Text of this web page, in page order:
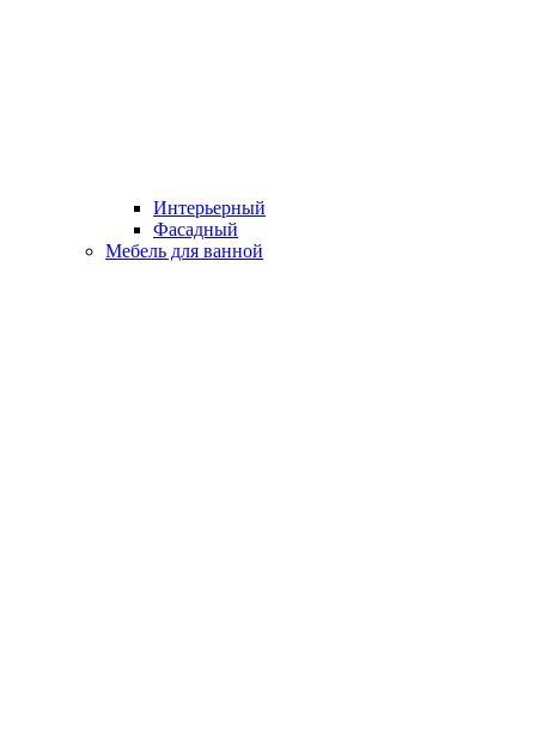
Интерьерный
Фасадный
Мебель для ванной